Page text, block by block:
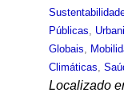
Públicas
Globais
Climáticas
Localizado